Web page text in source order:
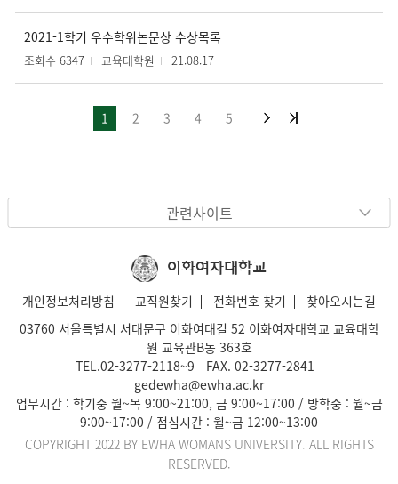
2021-1학기 우수학위논문상 수상목록
조회수 6347 교육대학원 21.08.17
1 2 3 4 5
이화여자대학교
개인정보처리방침 교직원찾기 전화번호 찾기
찾아오시는길
03760 서울특별시 서대문구 이화여대길 52 이화여자대학교 교육대학
원 교육관B동 363호
TEL.02-3277-2118~9
FAX. 02-3277-2841
gedewha@ewha.ac.kr
업무시간 : 학기중 월~목 9:00~21:00, 금 9:00~17:00 / 방학중 : 월~금
9:00~17:00 / 점심시간 : 월~금 12:00~13:00
COPYRIGHT 2022 BY EWHA WOMANS UNIVERSITY. ALL RIGHTS
RESERVED.
관련사이트